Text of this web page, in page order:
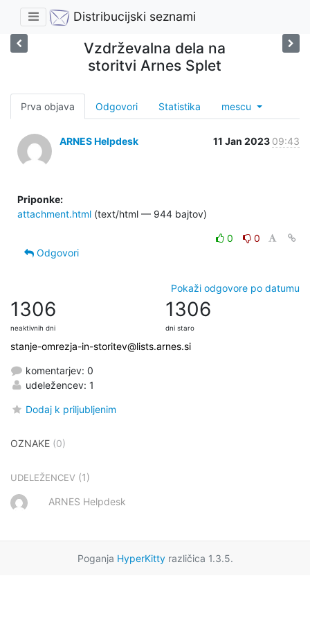
Distribucijski seznami
Vzdrževalna dela na
storitvi Arnes Splet
Prva objava Odgovori Statistika mescu
ARNES Helpdesk 11 Jan 2023 09:43
Priponke:
attachment.html (text/html — 944 bajtov)
0
0
Odgovori
Pokaži odgovore po datumu
1306
neaktivnih dni
1306
dni staro
stanje-omrezja-in-storitev@lists.arnes.si
komentarjev: 0
udeležencev: 1
Dodaj k priljubljenim
OZNAKE (0)
UDELEŽENCEV (1)
ARNES Helpdesk
Poganja HyperKittyrazličica 1.3.5.